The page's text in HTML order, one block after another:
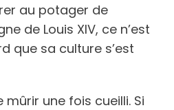
au potager de
de Louis XIV, ce n’est
que sa culture s’est
une fois cueilli. Si